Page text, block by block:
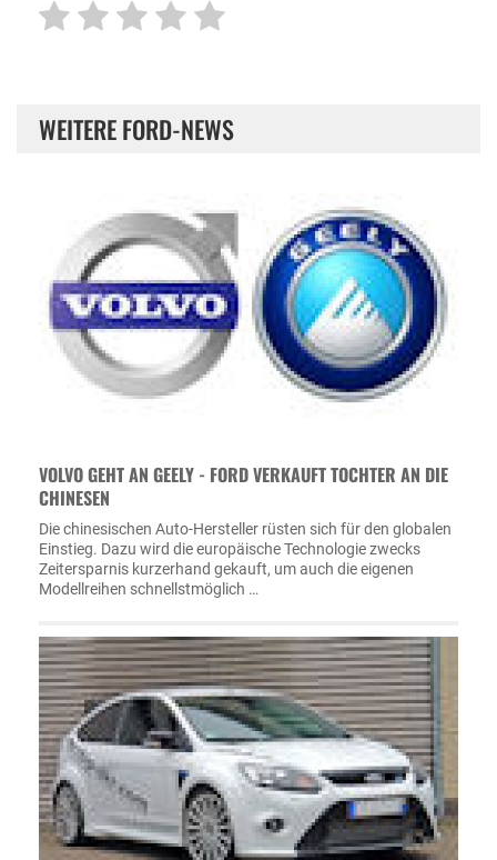
WEITERE FORD-NEWS
VOLVO GEHT AN GEELY - FORD VERKAUFT TOCHTER AN DIE
CHINESEN
Die chinesischen Auto-Hersteller rüsten sich für den globalen
Einstieg. Dazu wird die europäische Technologie zwecks
Zeitersparnis kurzerhand gekauft, um auch die eigenen
Modellreihen schnellstmöglich …